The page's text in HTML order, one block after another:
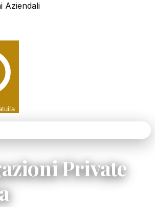
Aziendali
Private